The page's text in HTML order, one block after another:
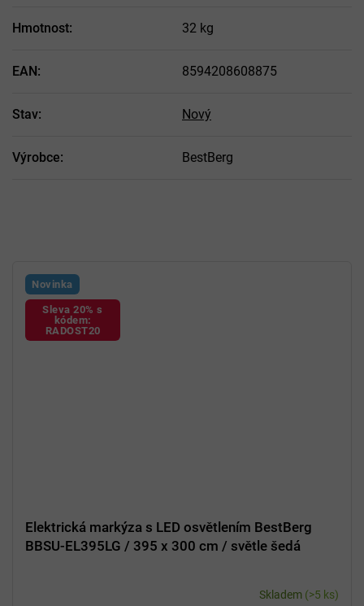
Hmotnost: 32 kg
EAN: 8594208608875
Stav: Nový
Výrobce: BestBerg
Novinka
Sleva 20% s
kódem:
RADOST20
Elektrická markýza s LED osvětlením BestBerg
BBSU-EL395LG / 395 x 300 cm / světle šedá
Skladem (>5 ks)